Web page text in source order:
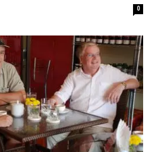
0